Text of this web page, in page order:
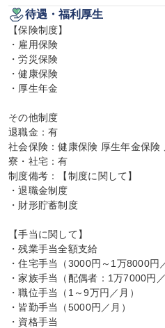
待遇・福利厚生
【保険制度】
・雇用保険
・労災保険
・健康保険
・厚生年金
その他制度
退職金：有
社会保険：健康保険 厚生年金保険
寮・社宅：有
制度備考：【制度に関して】
・退職金制度
・財形貯蓄制度
【手当に関して】
・残業手当全額支給
・住宅手当（3000円～1万8000円
・家族手当（配偶者：1万7000円
・職位手当（1～9万円／月）
・皆勤手当（5000円／月）
・資格手当